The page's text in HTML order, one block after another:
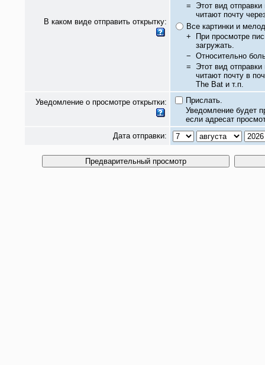
В каком виде отправить открытку:
= Этот вид
читают почту
Все картинки и
+
При просмотре
загружать.
− Относительно
= Этот вид
читают почту в
The Bat и т.п.
Уведомление о просмотре открытки:
Прислать.
Уведомление будет
если адресат
Дата отправки: